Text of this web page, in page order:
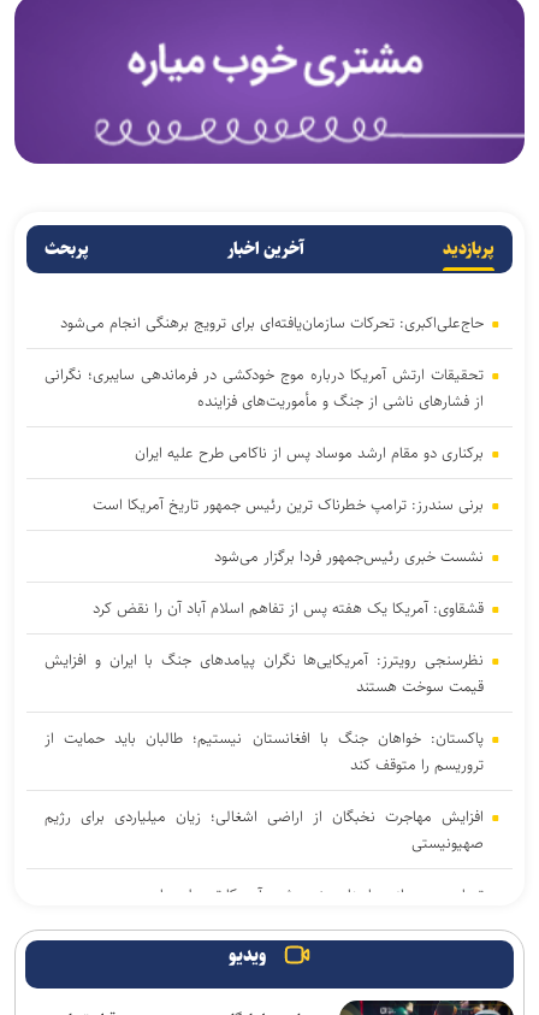
پربازدید آخرین اخبار پربحث
حاج‌علی‌اکبری: تحرکات سازمان‌یافته‌ای برای ترویج برهنگی انجام می‌شود
تحقیقات ارتش آمریکا درباره موج خودکشی در فرماندهی سایبری؛ نگرانی
از فشار‌های ناشی از جنگ و مأموریت‌های فزاینده
برکناری دو مقام ارشد موساد پس از ناکامی طرح علیه ایران
برنی سندرز: ترامپ خطرناک‌ ترین رئیس‌ جمهور تاریخ آمریکا است
نشست خبری رئیس‌جمهور فردا برگزار می‌شود
قشقاوی: آمریکا یک هفته پس از تفاهم اسلام آباد آن را نقض کرد
نظرسنجی رویترز: آمریکایی‌ها نگران پیامد‌های جنگ با ایران و افزایش
قیمت سوخت هستند
پاکستان: خواهان جنگ با افغانستان نیستیم؛ طالبان باید حمایت از
تروریسم را متوقف کند
افزایش مهاجرت نخبگان از اراضی اشغالی؛ زیان میلیاردی برای رژیم
صهیونیستی
تصاویر جدید از پهپاد‌های منهدم‌شده آمریکا توسط سپاه
گفت‌وگوی تلفنی بن‌سلمان و مکرون درباره امنیت منطقه و آبراه‌های
ویدیو